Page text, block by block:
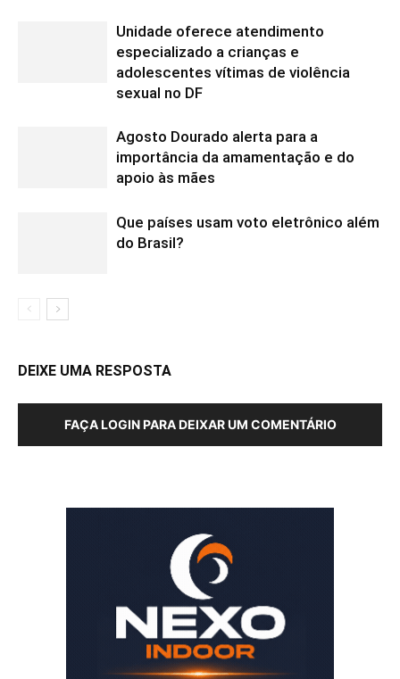
Unidade oferece atendimento
especializado a crianças e
adolescentes vítimas de violência
sexual no DF
Agosto Dourado alerta para a
importância da amamentação e do
apoio às mães
Que países usam voto eletrônico além
do Brasil?
DEIXE UMA RESPOSTA
FAÇA LOGIN PARA DEIXAR UM COMENTÁRIO